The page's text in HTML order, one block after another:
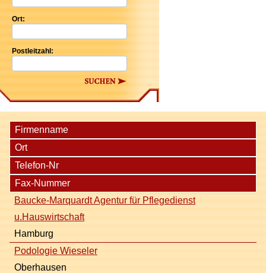
Ort:
Postleitzahl:
Suchen
Firmenname
Ort
Telefon-Nr
Fax-Nummer
Baucke-Marquardt Agentur für Pflegedienst
u.Hauswirtschaft
Hamburg
Podologie Wieseler
Oberhausen